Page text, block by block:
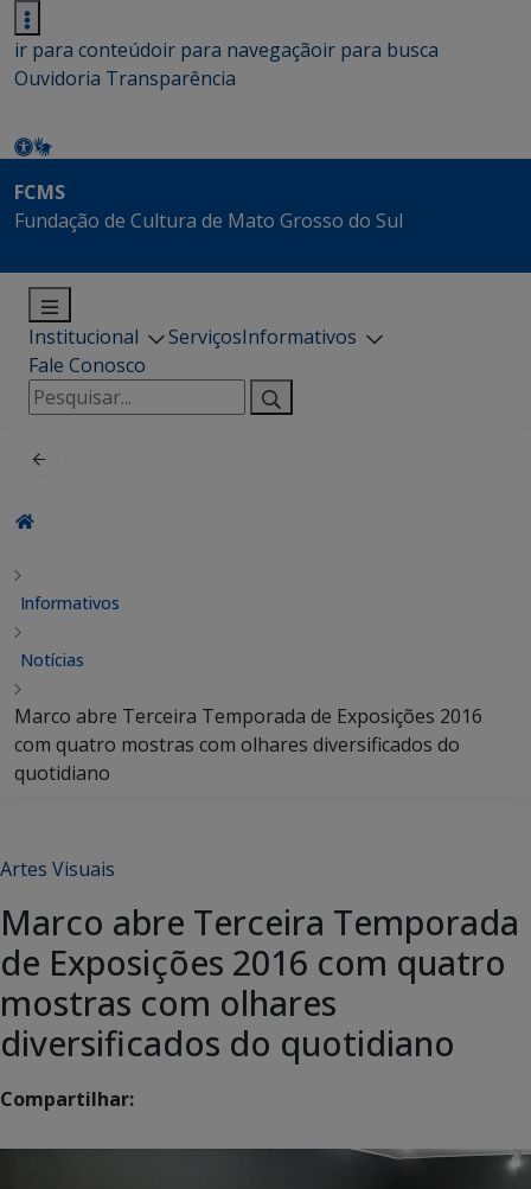
ir para conteúdoir para navegaçãoir para busca
Ouvidoria Transparência
FCMS
Fundação de Cultura de Mato Grosso do Sul
Institucional ServiçosInformativos
Fale Conosco
Pesquisar
por:
Informativos
Notícias
Marco abre Terceira Temporada de Exposições 2016
com quatro mostras com olhares diversificados do
quotidiano
Artes Visuais
Marco abre Terceira Temporada
de Exposições 2016 com quatro
mostras com olhares
diversificados do quotidiano
Compartilhar: